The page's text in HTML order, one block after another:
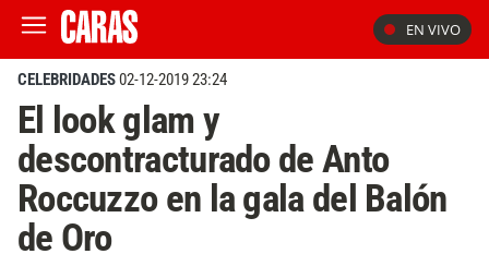
EN VIVO
CELEBRIDADES02-12-2019 23:24
El look glam y
descontracturado de Anto
Roccuzzo en la gala del Balón
de Oro